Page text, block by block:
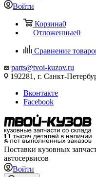
Войти
Корзина0
Отложенные0
Сравнение
parts@tvoi-kuzov.ru
192281, г. Санкт-
Вконтакте
Facebook
Поставки кузовных
автосервисов
Войти